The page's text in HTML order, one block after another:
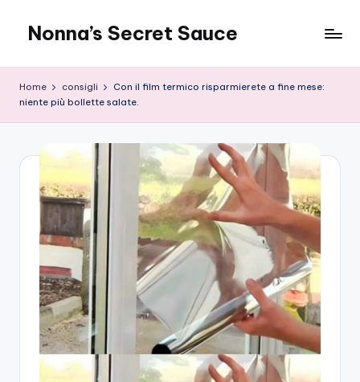
content
Nonna’s Secret Sauce
Home consigli
Con il film termico risparmierete a fine mese:
niente più bollette salate.